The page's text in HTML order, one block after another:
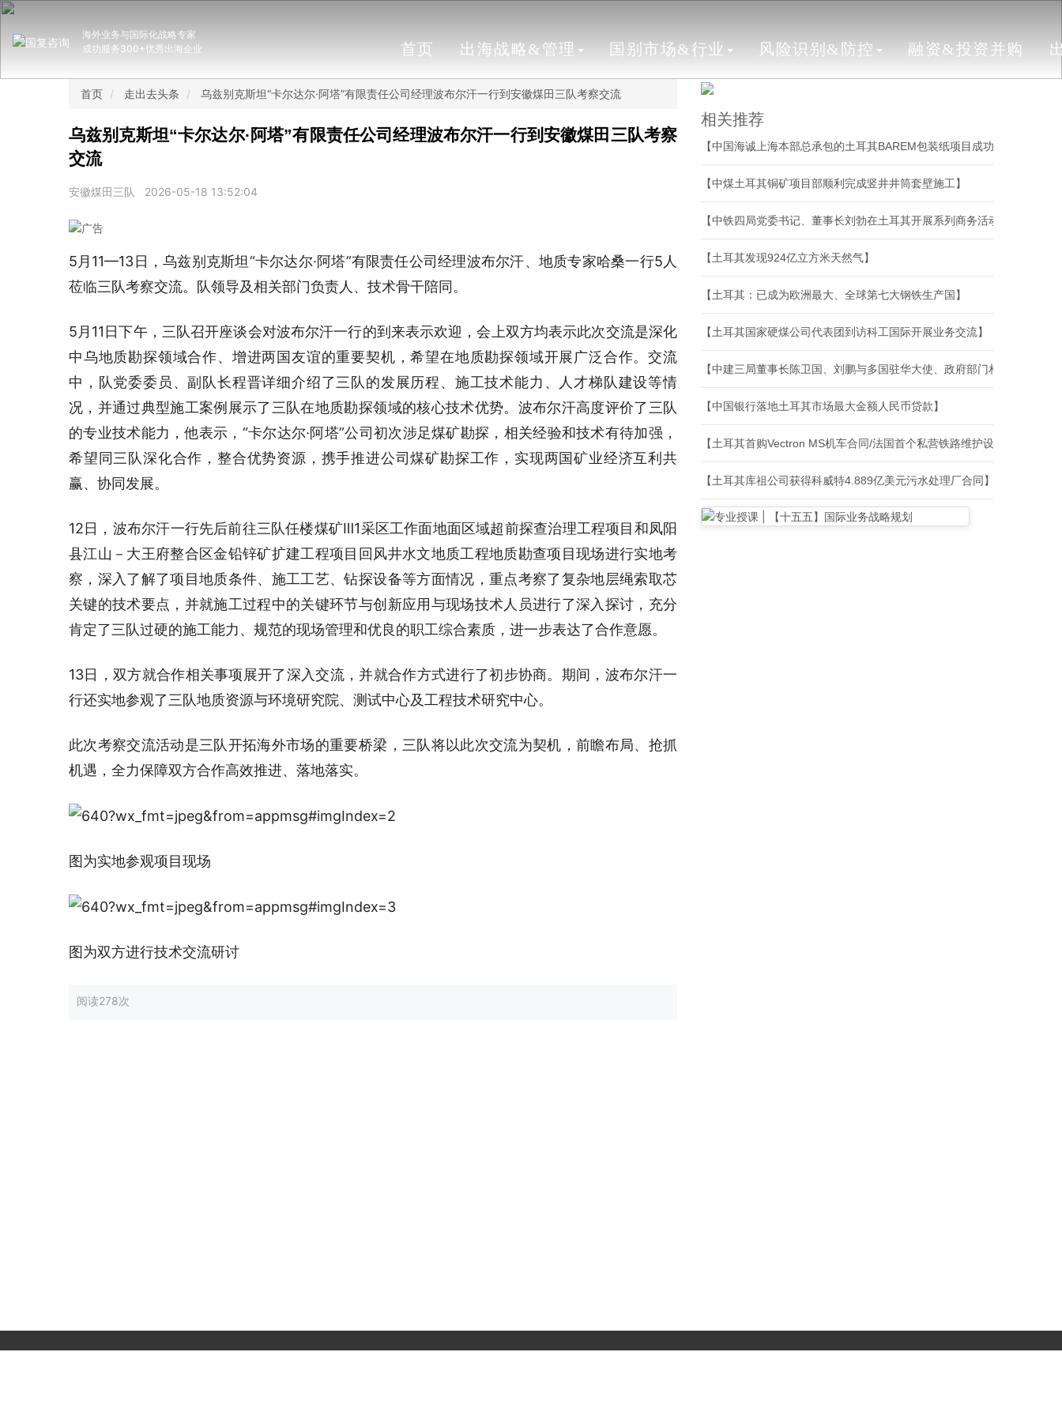
海外业务与国际化战略专家
成功服务300+优秀出海企业
首页 出海战略&管理 国别市场&行业 风险识别&防控 融资&投资并购
首页 走出去头条 乌兹别克斯坦“卡尔达尔·阿塔”有限责任公司经理波布尔汗一行到安徽煤田三队考察交流
乌兹别克斯坦“卡尔达尔·阿塔”有限责任公司经理波布尔汗一行到安徽煤田三队考察
交流
安徽煤田三队 2026-05-18 13:52:04
5月11—13日，乌兹别克斯坦“卡尔达尔·阿塔”有限责任公司经理波布尔汗、地质专家哈桑一行5人
莅临三队考察交流。队领导及相关部门负责人、技术骨干陪同。
5月11日下午，三队召开座谈会对波布尔汗一行的到来表示欢迎，会上双方均表示此次交流是深化
中乌地质勘探领域合作、增进两国友谊的重要契机，希望在地质勘探领域开展广泛合作。交流
中，队党委委员、副队长程晋详细介绍了三队的发展历程、施工技术能力、人才梯队建设等情
况，并通过典型施工案例展示了三队在地质勘探领域的核心技术优势。波布尔汗高度评价了三队
的专业技术能力，他表示，“卡尔达尔·阿塔”公司初次涉足煤矿勘探，相关经验和技术有待加强，
希望同三队深化合作，整合优势资源，携手推进公司煤矿勘探工作，实现两国矿业经济互利共
赢、协同发展。
12日，波布尔汗一行先后前往三队任楼煤矿Ⅲ1采区工作面地面区域超前探查治理工程项目和凤阳
县江山－大王府整合区金铅锌矿扩建工程项目回风井水文地质工程地质勘查项目现场进行实地考
察，深入了解了项目地质条件、施工工艺、钻探设备等方面情况，重点考察了复杂地层绳索取芯
关键的技术要点，并就施工过程中的关键环节与创新应用与现场技术人员进行了深入探讨，充分
肯定了三队过硬的施工能力、规范的现场管理和优良的职工综合素质，进一步表达了合作意愿。
13日，双方就合作相关事项展开了深入交流，并就合作方式进行了初步协商。期间，波布尔汗一
行还实地参观了三队地质资源与环境研究院、测试中心及工程技术研究中心。
此次考察交流活动是三队开拓海外市场的重要桥梁，三队将以此次交流为契机，前瞻布局、抢抓
机遇，全力保障双方合作高效推进、落地落实。
图为实地参观项目现场
图为双方进行技术交流研讨
阅读278次
相关推荐
【中国海诚上海本部总承包的土耳其BAREM包装纸项目成功开机】
【中煤土耳其铜矿项目部顺利完成竖井井筒套壁施工】
【中铁四局党委书记、董事长刘勃在土耳其开展系列商务活动】
【土耳其发现924亿立方米天然气】
【土耳其：已成为欧洲最大、全球第七大钢铁生产国】
【土耳其国家硬煤公司代表团到访科工国际开展业务交流】
【中建三局董事长陈卫国、刘鹏与多国驻华大使、政府部门相关负责人、
【中国银行落地土耳其市场最大金额人民币贷款】
【土耳其首购Vectron MS机车合同/法国首个私营铁路维护设施建设合同/
【土耳其库祖公司获得科威特4.889亿美元污水处理厂合同】